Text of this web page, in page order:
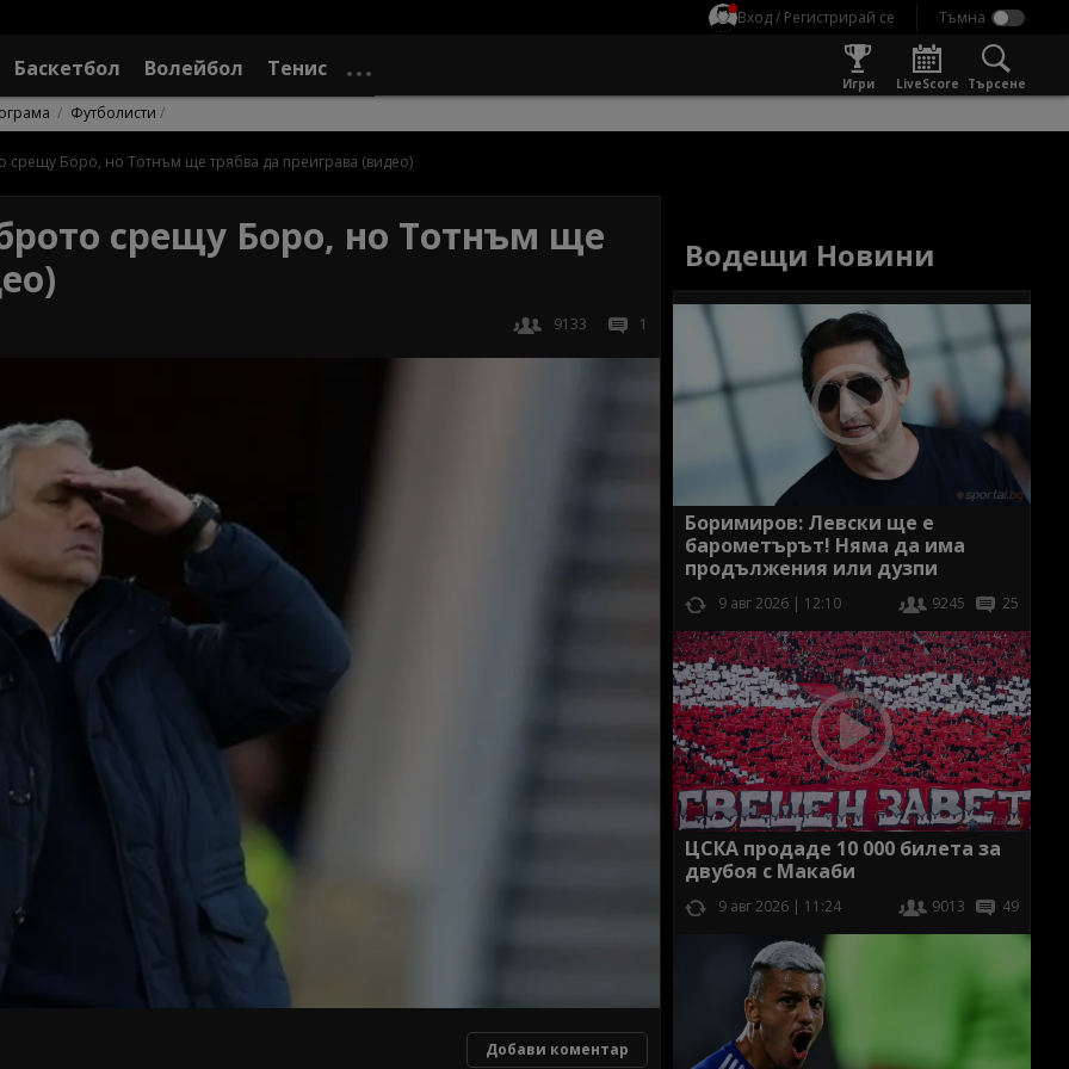
Вход / Регистрирай се
Баскетбол Волейбол Тенис
Игри LiveScore Търсене
Футболисти
Боро, но Тотнъм ще трябва да преиграва (видео)
срещу Боро, но Тотнъм ще
9133 1
Добави коментар
Водещи Новини
Боримиров: Левски ще е
барометърът! Няма да има
продължения или дузпи
9 авг 2026 | 12:10 9245 25
ЦСКА продаде 10 000 билета за
двубоя с Макаби
9 авг 2026 | 11:24 9013 49